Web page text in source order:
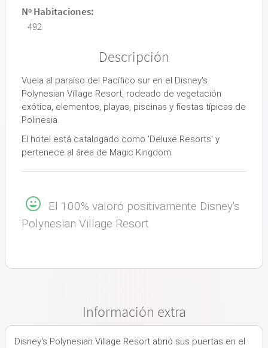
Nº Habitaciones:
492
Descripción
Vuela al paraíso del Pacífico sur en el Disney's
Polynesian Village Resort, rodeado de vegetación
exótica, elementos, playas, piscinas y fiestas típicas de
Polinesia.
El hotel está catalogado como 'Deluxe Resorts' y
pertenece al área de Magic Kingdom.
El 100% valoró positivamente Disney's
Polynesian Village Resort
Información extra
Disney's Polynesian Village Resort abrió sus puertas en el